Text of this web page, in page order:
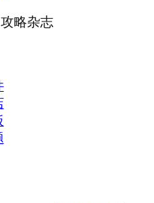
略杂志